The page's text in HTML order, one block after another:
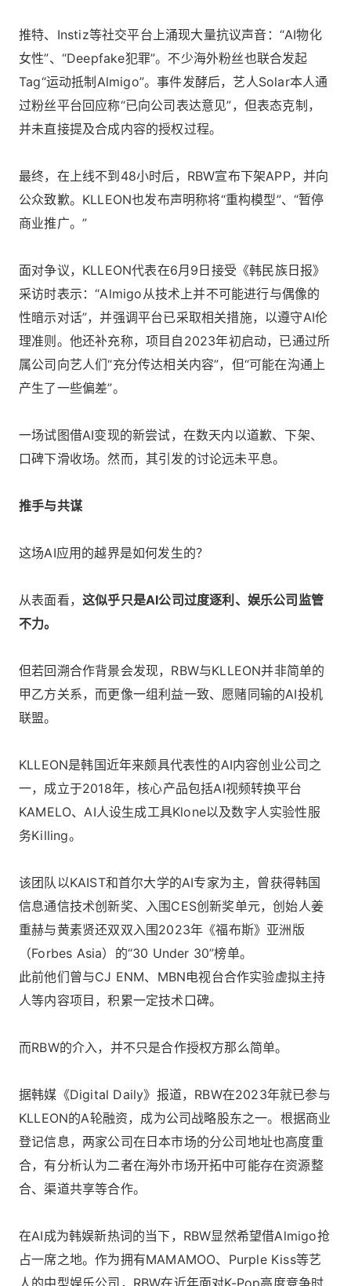
推特、Instiz等社交平台上涌现大量抗议声音：“AI物化
女性”、“Deepfake犯罪”。不少海外粉丝也联合发起
Tag“运动抵制Almigo”。事件发酵后，艺人Solar本人通
过粉丝平台回应称“已向公司表达意见”，但表态克制，
并未直接提及合成内容的授权过程。
最终，在上线不到48小时后，RBW宣布下架APP，并向
公众致歉。KLLEON也发布声明称将“重构模型”、“暂停
商业推广。”
面对争议，KLLEON代表在6月9日接受《韩民族日报》
采访时表示：“Almigo从技术上并不可能进行与偶像的
性暗示对话”，并强调平台已采取相关措施，以遵守AI伦
理准则。他还补充称，项目自2023年初启动，已通过所
属公司向艺人们“充分传达相关内容”，但“可能在沟通上
产生了一些偏差”。
一场试图借AI变现的新尝试，在数天内以道歉、下架、
口碑下滑收场。然而，其引发的讨论远未平息。
推手与共谋
这场AI应用的越界是如何发生的？
从表面看， 这似乎只是AI公司过度逐利、娱乐公司监管
不力。
但若回溯合作背景会发现，RBW与KLLEON并非简单的
甲乙方关系，而更像一组利益一致、愿赌同输的AI投机
联盟。
KLLEON是韩国近年来颇具代表性的AI内容创业公司之
一，成立于2018年，核心产品包括AI视频转换平台
KAMELO、AI人设生成工具Klone以及数字人实验性服
务Killing。
该团队以KAIST和首尔大学的AI专家为主，曾获得韩国
信息通信技术创新奖、入围CES创新奖单元，创始人姜
重赫与黄素贤还双双入围2023年《福布斯》亚洲版
（Forbes Asia）的“30 Under 30”榜单。
此前他们曾与CJ ENM、MBN电视台合作实验虚拟主持
人等内容项目，积累一定技术口碑。
而RBW的介入，并不只是合作授权方那么简单。
据韩媒《Digital Daily》报道，RBW在2023年就已参与
KLLEON的A轮融资，成为公司战略股东之一。根据商业
登记信息，两家公司在日本市场的分公司地址也高度重
合，有分析认为二者在海外市场开拓中可能存在资源整
合、渠道共享等合作。
在AI成为韩娱新热词的当下，RBW显然希望借Almigo抢
占一席之地。作为拥有MAMAMOO、Purple Kiss等艺